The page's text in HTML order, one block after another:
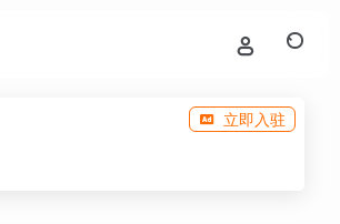
立即入驻